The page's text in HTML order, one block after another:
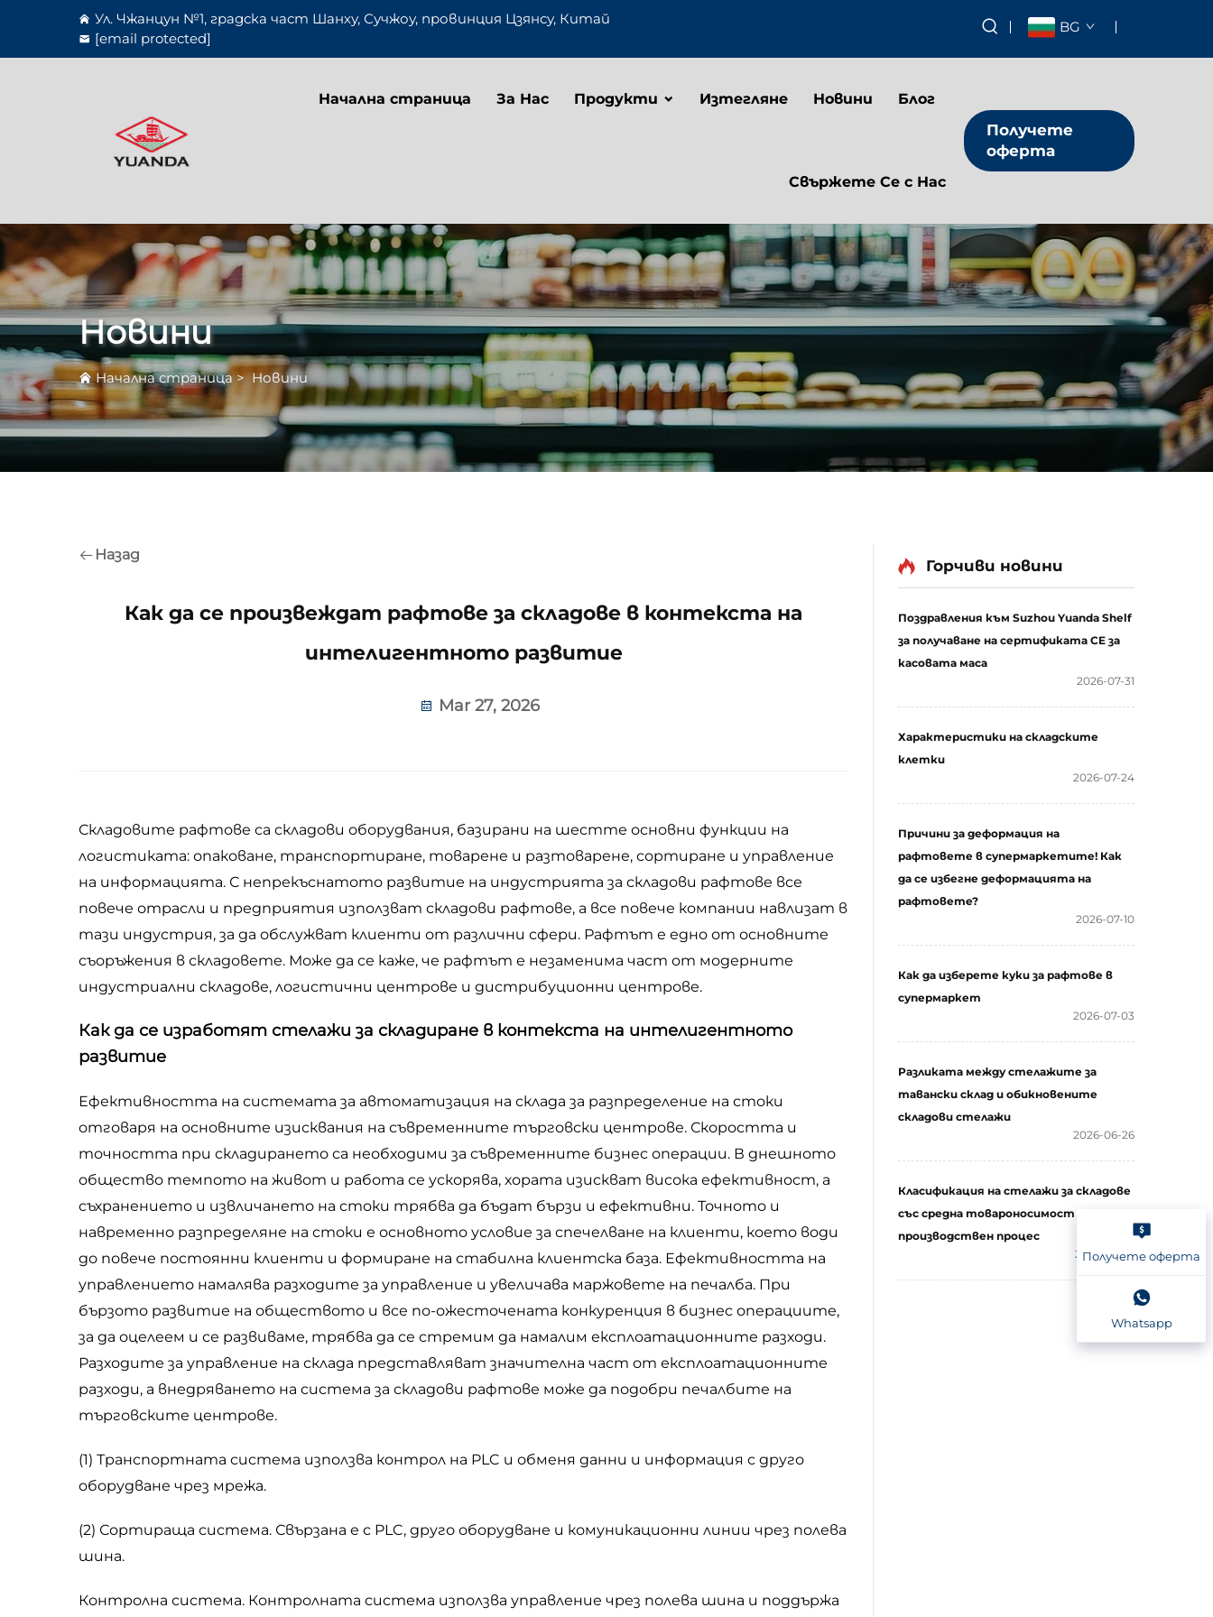
Ул. Чжанцун №1, градска част Шанху, Сучжоу, провинция Цзянсу, Китай
[email protected]
BG
Начална страница За Нас Продукти Изтегляне Новини Блог
Свържете Се с Нас
Получете
оферта
Новини
Начална страница>Новини
Назад
Как да се произвеждат рафтове за складове в контекста на
интелигентното развитие
Mar 27, 2026
Складовите рафтове са складови оборудвания, базирани на шестте основни функции на
логистиката: опаковане, транспортиране, товарене и разтоварене, сортиране и управление
на информацията. С непрекъснатото развитие на индустрията за складови рафтове все
повече отрасли и предприятия използват складови рафтове, а все повече компании навлизат в
тази индустрия, за да обслужват клиенти от различни сфери. Рафтът е едно от основните
съоръжения в складовете. Може да се каже, че рафтът е незаменима част от модерните
индустриални складове, логистични центрове и дистрибуционни центрове.
Как да се изработят стелажи за складиране в контекста на интелигентното
развитие
Ефективността на системата за автоматизация на склада за разпределение на стоки
отговаря на основните изисквания на съвременните търговски центрове. Скоростта и
точността при складирането са необходими за съвременните бизнес операции. В днешното
общество темпото на живот и работа се ускорява, хората изискват висока ефективност, а
съхранението и извличането на стоки трябва да бъдат бързи и ефективни. Точното и
навременно разпределяне на стоки е основното условие за спечелване на клиенти, което води
до повече постоянни клиенти и формиране на стабилна клиентска база. Ефективността на
управлението намалява разходите за управление и увеличава маржовете на печалба. При
бързото развитие на обществото и все по-ожесточената конкуренция в бизнес операциите,
за да оцелеем и се развиваме, трябва да се стремим да намалим експлоатационните разходи.
Разходите за управление на склада представляват значителна част от експлоатационните
разходи, а внедряването на система за складови рафтове може да подобри печалбите на
търговските центрове.
(1) Транспортната система използва контрол на PLC и обменя данни и информация с друго
оборудване чрез мрежа.
(2) Сортираща система. Свързана е с PLC, друго оборудване и комуникационни линии чрез полева
шина.
Контролна система. Контролната система използва управление чрез полева шина и поддържа
Горчиви новини
Поздравления към Suzhou Yuanda Shelf
за получаване на сертификата CE за
касовата маса
2026-07-31
Характеристики на складските
клетки
2026-07-24
Причини за деформация на
рафтовете в супермаркетите! Как
да се избегне деформацията на
рафтовете?
2026-07-10
Как да изберете куки за рафтове в
супермаркет
2026-07-03
Разликата между стелажите за
тавански склад и обикновените
складови стелажи
2026-06-26
Класификация на стелажи за складове
със средна товароносимост и
производствен процес
2026-06-18
Получете оферта
Whatsapp